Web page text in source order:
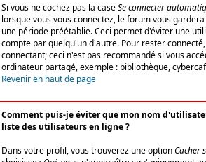
Si vous ne cochez pas la caseSe connecter
lorsque vous vous connectez, le forum vous
une période préétablie. Ceci permet d'éviter une
compte par quelqu'un d'autre. Pour rester
connectant; ceci n'est pas recommandé si vous
ordinateur partagé, exemple : bibliothèque,
Revenir en haut de page
Comment puis-je éviter que mon nom
liste des utilisateurs en ligne ?
Dans votre profil, vous trouverez une optionCacher